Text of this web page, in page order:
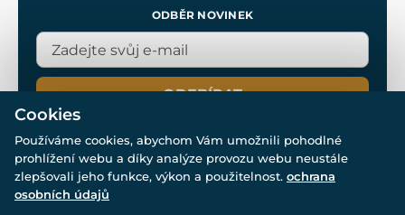
ODBĚR NOVINEK
ODEBÍRAT
© Všechna práva vyhrazena. www.drakkaria.cz 2007-2026.
Cookies
Používáme cookies, abychom Vám umožnili pohodlné
prohlížení webu a díky analýze provozu webu neustále
zlepšovali jeho funkce, výkon a použitelnost. ochrana
osobních údajů